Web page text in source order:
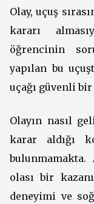
Olay, uçuş
kararı
öğrencinin
yapılan bu
uçağı güvenli
Olayın nasıl
karar aldığı
bulunmamakta.
olası bir
deneyimi ve